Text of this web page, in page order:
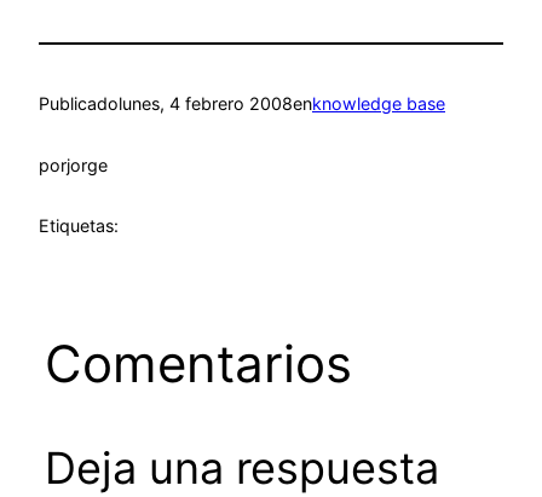
Publicadolunes, 4 febrero 2008enknowledge base
porjorge
Etiquetas:
Comentarios
Deja una respuesta